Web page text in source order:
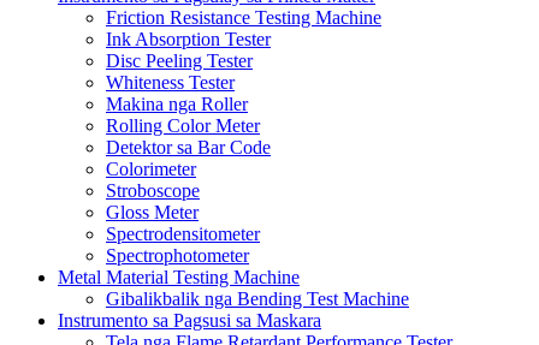
Friction Resistance Testing Machine
Ink Absorption Tester
Disc Peeling Tester
Whiteness Tester
Makina nga Roller
Rolling Color Meter
Detektor sa Bar Code
Colorimeter
Stroboscope
Gloss Meter
Spectrodensitometer
Spectrophotometer
Metal Material Testing Machine
Gibalikbalik nga Bending Test Machine
Instrumento sa Pagsusi sa Maskara